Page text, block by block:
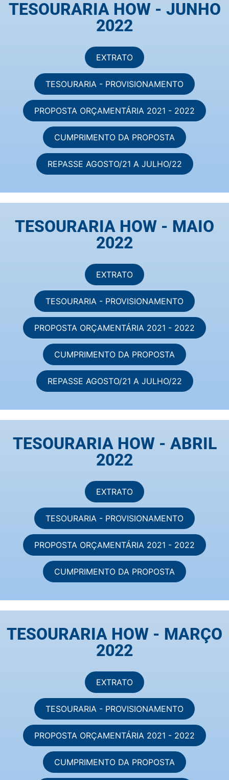
TESOURARIA HOW - JUNHO
2022
EXTRATO
TESOURARIA - PROVISIONAMENTO
PROPOSTA ORÇAMENTÁRIA 2021 - 2022
CUMPRIMENTO DA PROPOSTA
REPASSE AGOSTO/21 A JULHO/22
TESOURARIA HOW - MAIO
2022
EXTRATO
TESOURARIA - PROVISIONAMENTO
PROPOSTA ORÇAMENTÁRIA 2021 - 2022
CUMPRIMENTO DA PROPOSTA
REPASSE AGOSTO/21 A JULHO/22
TESOURARIA HOW - ABRIL
2022
EXTRATO
TESOURARIA - PROVISIONAMENTO
PROPOSTA ORÇAMENTÁRIA 2021 - 2022
CUMPRIMENTO DA PROPOSTA
TESOURARIA HOW - MARÇO
2022
EXTRATO
TESOURARIA - PROVISIONAMENTO
PROPOSTA ORÇAMENTÁRIA 2021 - 2022
CUMPRIMENTO DA PROPOSTA